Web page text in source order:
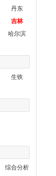
丹东
吉林
哈尔滨
生铁
综合分析